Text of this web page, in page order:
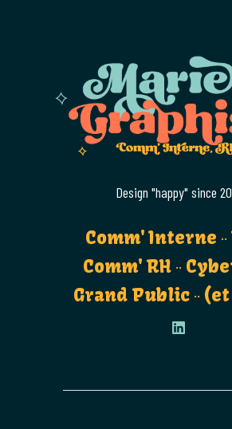
Design "happy" since
Comm' Interne
Comm' RH
Grand Public